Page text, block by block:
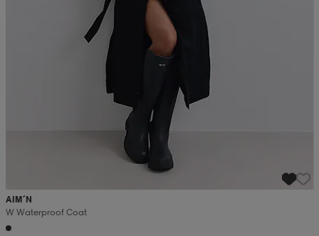
AIM´N
W Waterproof Coat